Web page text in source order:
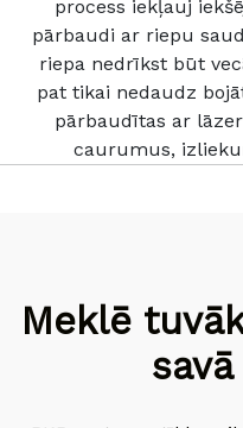
process iekļauj
pārbaudi ar riepu
riepa nedrīkst būt
pat tikai nedaudz
pārbaudītas ar
caurumus,
Meklē